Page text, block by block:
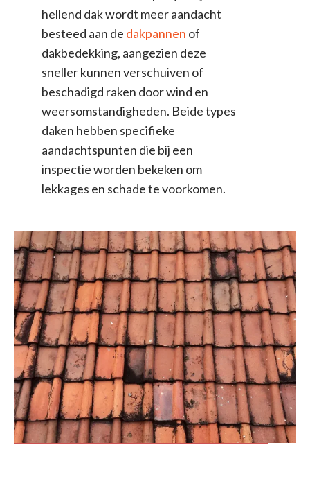
hellend dak wordt meer aandacht
besteed aan de dakpannen of
dakbedekking, aangezien deze
sneller kunnen verschuiven of
beschadigd raken door wind en
weersomstandigheden. Beide types
daken hebben specifieke
aandachtspunten die bij een
inspectie worden bekeken om
lekkages en schade te voorkomen.